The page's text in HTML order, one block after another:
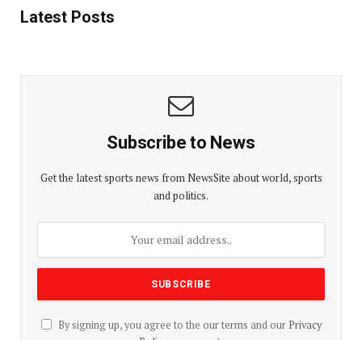
Latest Posts
Subscribe to News
Get the latest sports news from NewsSite about world, sports
and politics.
By signing up, you agree to the our terms and our Privacy